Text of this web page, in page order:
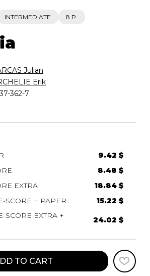
INTERMEDIATE 8 P.
Julian
Erik
362-7
9.42 $
8.48 $
EXTRA
18.84 $
SCORE + PAPER
15.22 $
SCORE EXTRA +
24.02 $
TO CART